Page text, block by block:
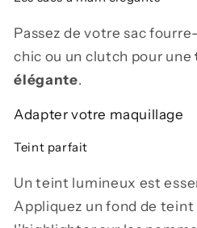
Passez de votre sac
chic ou un clutch pour une
élégante.
Adapter votre maquillage
Teint parfait
Un teint lumineux est
Appliquez un fond de